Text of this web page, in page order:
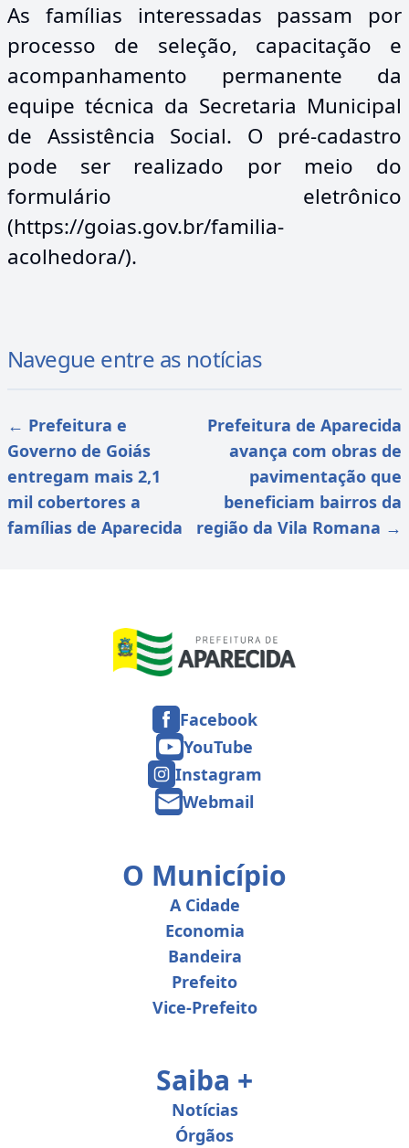
As famílias interessadas passam por
processo de seleção, capacitação e
acompanhamento permanente da
equipe técnica da Secretaria Municipal
de Assistência Social. O pré-cadastro
pode ser realizado por meio do
formulário eletrônico
(https://goias.gov.br/familia-
acolhedora/).
Navegue entre as notícias
← Prefeitura e
Governo de Goiás
entregam mais 2,1
mil cobertores a
famílias de Aparecida
Prefeitura de Aparecida
avança com obras de
pavimentação que
beneficiam bairros da
região da Vila Romana →
Facebook
YouTube
Instagram
Webmail
O Município
A Cidade
Economia
Bandeira
Prefeito
Vice-Prefeito
Saiba +
Notícias
Órgãos